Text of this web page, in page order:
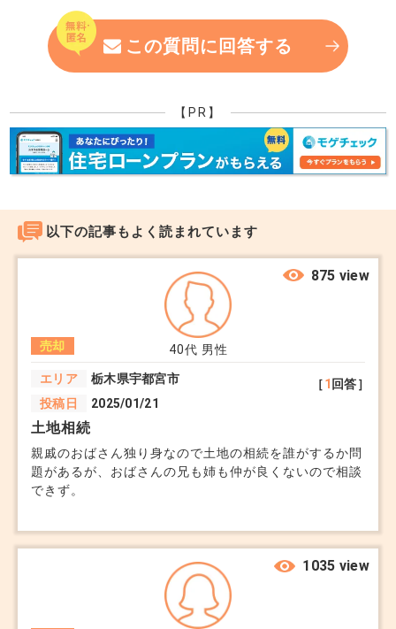
現時点で意向を伝えるのは時期尚早という気がしま
す。
現金での購入は、ローン特約が適用されないため契
約がスムーズに進む可能性が高く、そちらを優先し
たいとのお気持ちは理解できます。しかし、不動産
で交渉を優先する慣習があります。法的な制限を受
けるわけではありませんが、あまり現金購入にこだ
わり過ぎると契約機会を失う可能性がありますので
この質問に回答する
【PR】
以下の記事もよく読まれています
40代 男性
売却
エリア
栃木県宇都宮市
投稿日
2025/01/21
［1 回答］
875 view
土地相続
親戚のおばさん独り身なので土地の相続を誰がするか問
題があるが、おばさんの兄も姉も仲が良くないので相談
できず。
1035 view